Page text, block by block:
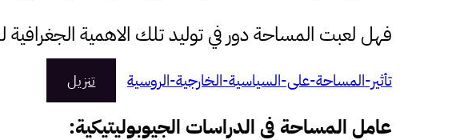
فهل لعبت المساحة دور في توليد تلك الاهمية الجغرافية
تأثير-المساحة-على-السياسية-الخارجية-الروسية تنزيل
عامل المساحة في الدراسات الجيوبوليتيكية: